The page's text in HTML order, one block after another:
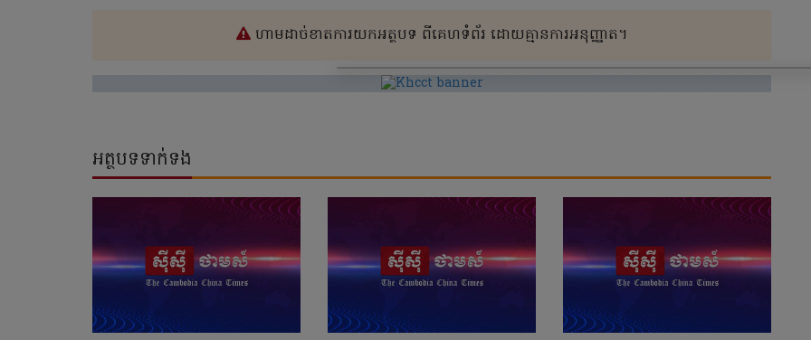
ហាមដាច់ខាតការយកអត្ថបទ ពីគេហទំព័រ ដោយគ្មានការអនុញ្ញាត។
អត្ថបទទាក់ទង